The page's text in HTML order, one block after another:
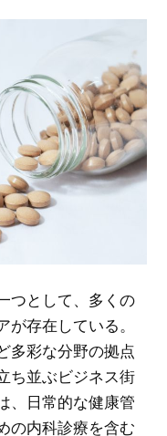
つとして、多くの
存在している。
多彩な分野の拠点
ち並ぶビジネス街
、日常的な健康管
の内科診療を含む